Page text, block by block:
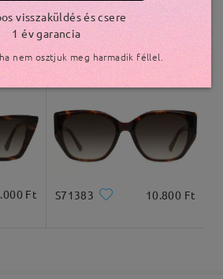
Ft Bay025 11.000 Ft
Ft S71383 10.800 Ft
visszaküldés és csere
1 év garancia
nem osztjuk meg harmadik féllel.